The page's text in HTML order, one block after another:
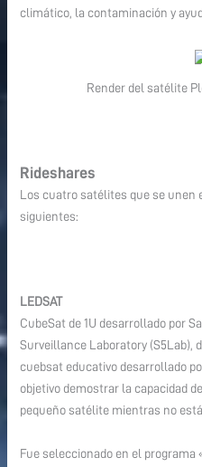
climático, la contaminación y
Render del satélite
Rideshares
Los cuatro satélites que se unen
siguientes:
LEDSAT
CubeSat de 1U desarrollado por
Surveillance Laboratory (S5Lab),
cuebsat educativo desarrollado
objetivo demostrar la capacidad
pequeño satélite mientras no
Fue seleccionado en el programa